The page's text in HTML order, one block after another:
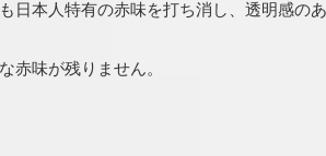
本人特有の赤味を打ち消し、透明感の
赤味が残りません。